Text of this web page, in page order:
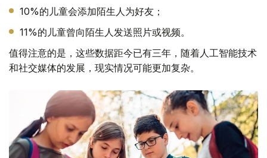
10%的儿童会添加陌生人为好友；
11%的儿童曾向陌生人发送照片或视频。
值得注意的是，这些数据距今已有三年，随着人工智能技术
和社交媒体的发展，现实情况可能更加复杂。